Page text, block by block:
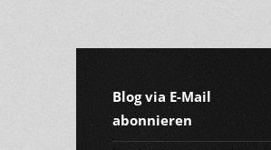
Blog via E-Mail
abonnieren